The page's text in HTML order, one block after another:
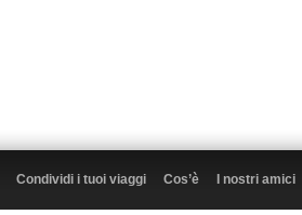
Condividi i tuoi viaggi Cos’è I nostri amici